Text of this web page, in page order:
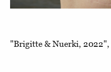
"Brigitte & Nuerki, 2022",